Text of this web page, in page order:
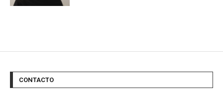
CONTACTO